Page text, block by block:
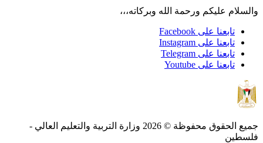
عليكم ورحمة الله وبركاته،،،
تابعنا على Facebook
تابعنا على Instagram
تابعنا على Telegram
تابعنا على Youtube
جميع الحقوق محفوظة © 2026 وزارة التربية والتعليم العالي -